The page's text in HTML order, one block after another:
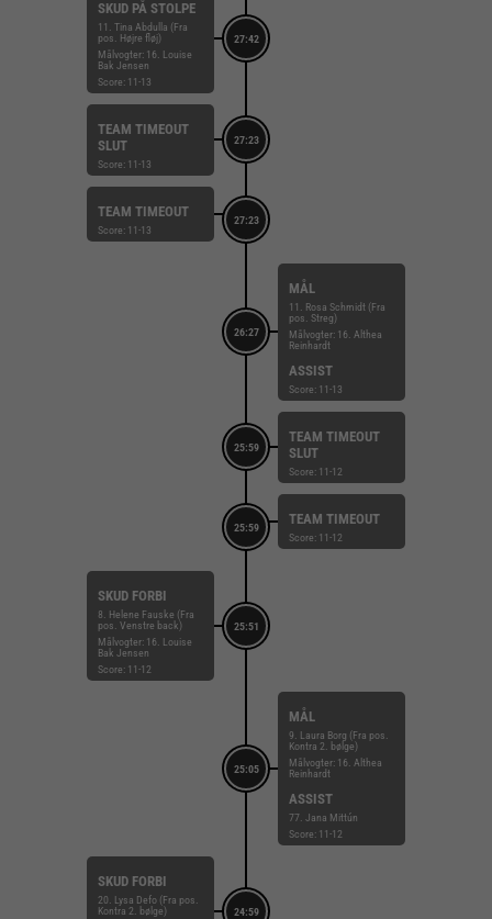
27:42
SKUD PÅ STOLPE
11. Tina Abdulla (Fra
pos. Højre fløj)
Målvogter: 16. Louise
Bak Jensen
Score: 11-13
27:23
TEAM TIMEOUT
SLUT
Score: 11-13
27:23
TEAM TIMEOUT
Score: 11-13
26:27
MÅL
11. Rosa Schmidt (Fra
pos. Streg)
Målvogter: 16. Althea
Reinhardt
ASSIST
Score: 11-13
25:59
TEAM TIMEOUT
SLUT
Score: 11-12
25:59
TEAM TIMEOUT
Score: 11-12
25:51
SKUD FORBI
8. Helene Fauske (Fra
pos. Venstre back)
Målvogter: 16. Louise
Bak Jensen
Score: 11-12
25:05
MÅL
9. Laura Borg (Fra pos.
Kontra 2. bølge)
Målvogter: 16. Althea
Reinhardt
ASSIST
77. Jana Mittún
Score: 11-12
24:59
SKUD FORBI
20. Lysa Defo (Fra pos.
Kontra 2. bølge)